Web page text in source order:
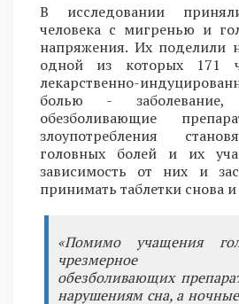
В исследовании
человека с мигренью и
напряжения. Их поделили
одной из которых 171
лекарственно-
болью -
обезболивающие
злоупотребления
головных болей и их
зависимость от них и
принимать таблетки снова и
«Помимо учащения
чрезмерное
обезболивающих
нарушениям сна, а